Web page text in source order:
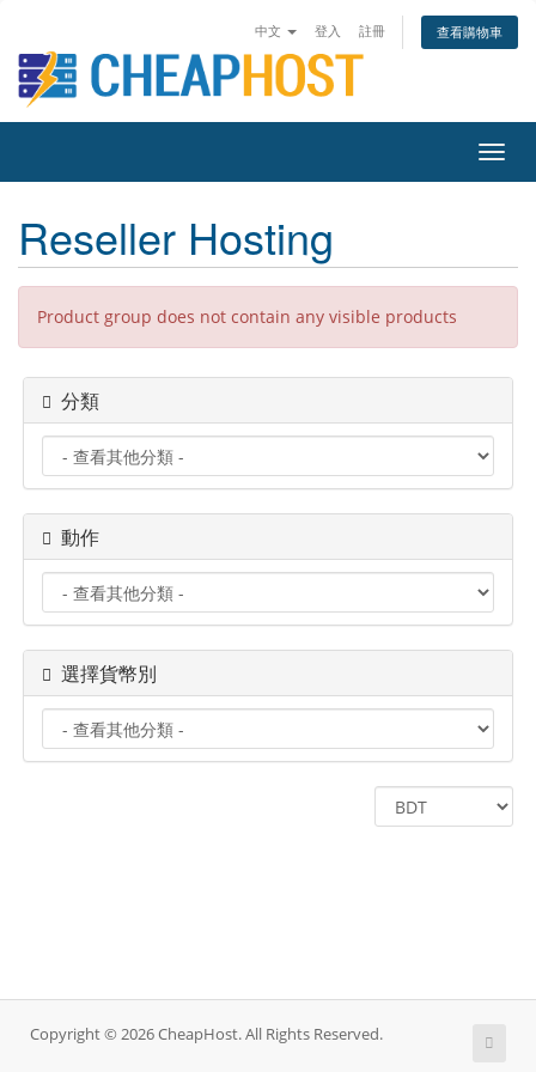
中文 登入 註冊 查看購物車
Reseller Hosting
Product group does not contain any visible products
分類
動作
選擇貨幣別
Copyright © 2026 CheapHost. All Rights Reserved.